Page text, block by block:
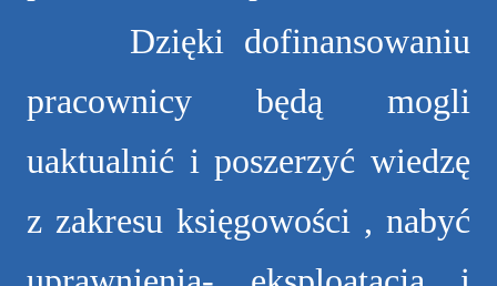
Dzięki dofinansowaniu
pracownicy będą mogli
uaktualnić i poszerzyć wiedzę
z zakresu księgowości , nabyć